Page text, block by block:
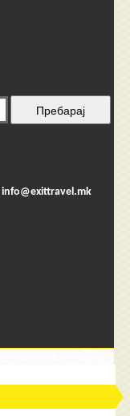
info@exittravel.mk